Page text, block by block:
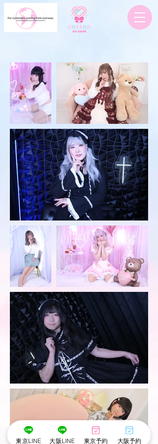
東京LINE 大阪LINE 東京予約 大阪予約